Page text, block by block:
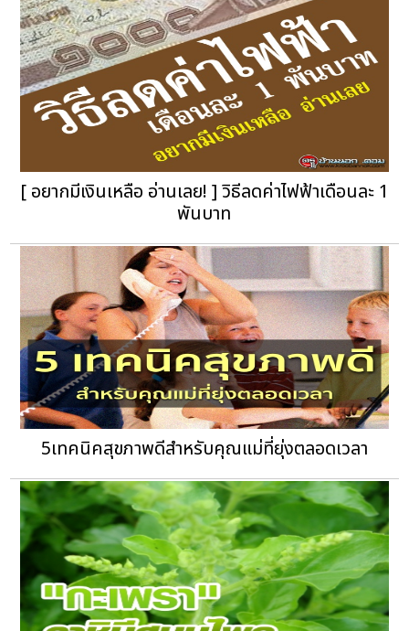
[ อยากมีเงินเหลือ อ่านเลย! ] วิธีลดค่าไฟฟ้าเดือนละ 1
พันบาท
5เทคนิคสุขภาพดีสำหรับคุณแม่ที่ยุ่งตลอดเวลา